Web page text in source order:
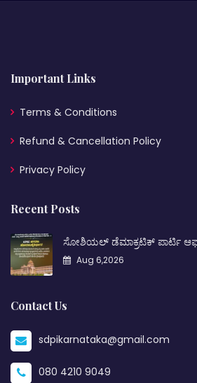
Important Links
Terms & Conditions
Refund & Cancellation Policy
Privacy Policy
Recent Posts
ಸೋಶಿಯಲ್ ಡೆಮಾಕ್ರಟಿಕ್ ಪಾರ್ಟಿ
Aug 6,2026
Contact Us
sdpikarnataka@gmail.com
080 4210 9049